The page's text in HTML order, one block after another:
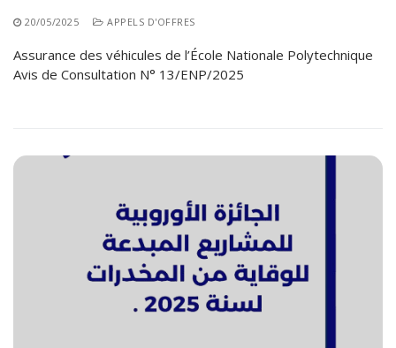
20/05/2025 APPELS D'OFFRES
Assurance des véhicules de l’École Nationale Polytechnique
Avis de Consultation N° 13/ENP/2025